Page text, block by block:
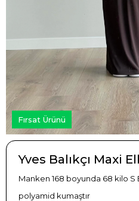
Fırsat Ürünü
Yves Balıkçı Maxi
Manken 168 boyunda 68 kilo S
polyamid kumaştır